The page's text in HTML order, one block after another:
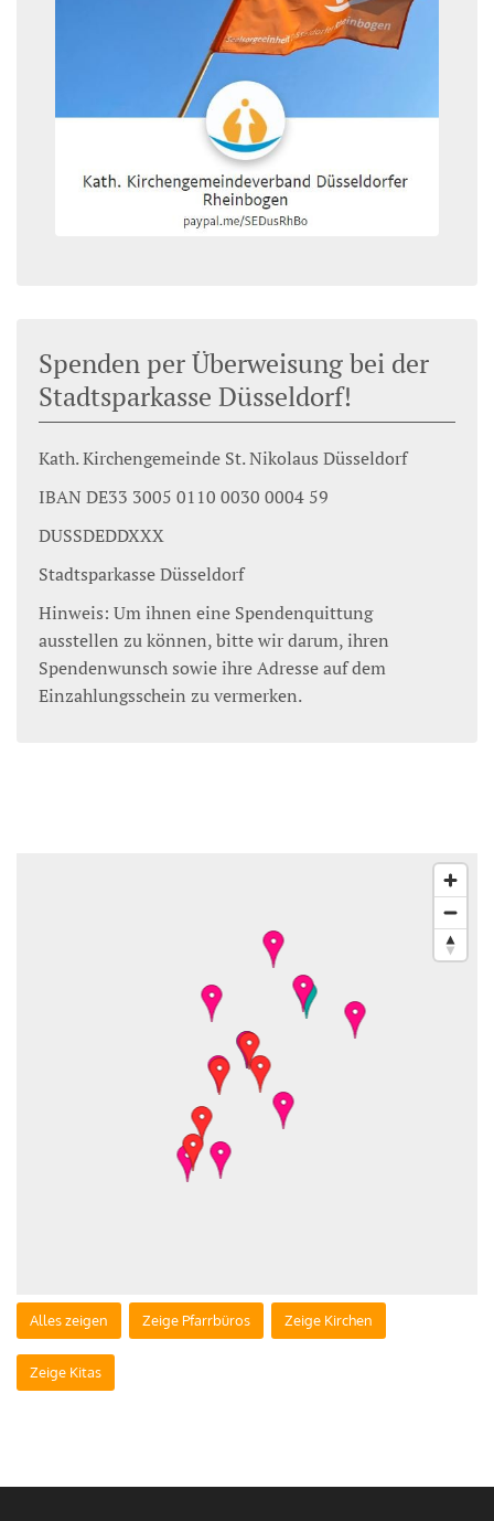
Spenden per Überweisung bei der
Stadtsparkasse Düsseldorf!
Kath. Kirchengemeinde St. Nikolaus Düsseldorf
IBAN DE33 3005 0110 0030 0004 59
DUSSDEDDXXX
Stadtsparkasse Düsseldorf
Hinweis: Um ihnen eine Spendenquittung
ausstellen zu können, bitte wir darum, ihren
Spendenwunsch sowie ihre Adresse auf dem
Einzahlungsschein zu vermerken.
Alles zeigen Zeige Pfarrbüros Zeige Kirchen
Zeige Kitas